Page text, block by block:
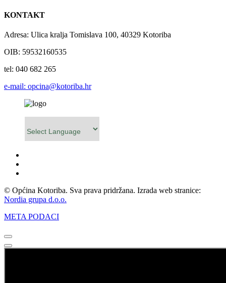
KONTAKT
Adresa: Ulica kralja Tomislava 100, 40329 Kotoriba
OIB: 59532160535
tel: 040 682 265
e-mail: opcina@kotoriba.hr
© Općina Kotoriba. Sva prava pridržana. Izrada web stranice:
Nordia grupa d.o.o.
META PODACI